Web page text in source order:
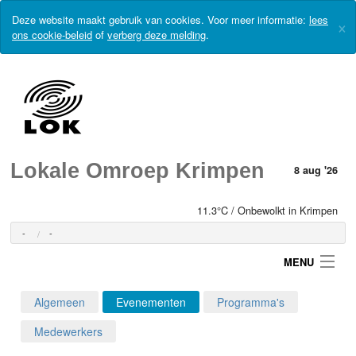
Deze website maakt gebruik van cookies. Voor meer informatie: lees
ons cookie-beleid of verberg deze melding. ×
Lokale Omroep Krimpen 8 aug '26
11.3°C / Onbewolkt in Krimpen
- -
MENU
Algemeen Evenementen
Programma's
Medewerkers